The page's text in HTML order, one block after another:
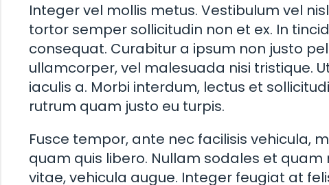
Integer vel mollis metus. Vestibulum vel
tortor semper sollicitudin non et ex. In
consequat. Curabitur a ipsum non justo
ullamcorper, vel malesuada nisi tristique.
iaculis a. Morbi interdum, lectus et
rutrum quam justo eu turpis.
Fusce tempor, ante nec facilisis vehicula,
quam quis libero. Nullam sodales et
vitae, vehicula augue. Integer feugiat at